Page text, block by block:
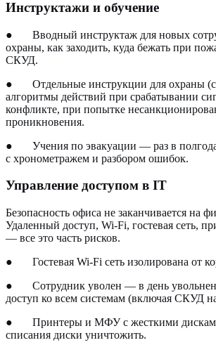
Инструктажи и обучение
● Вводный инструктаж для новых
охраны, как заходить, куда бежать при
СКУД.
● Отдельные инструкции для охраны
алгоритмы действий при срабатывании
конфликте, при попытке
проникновения.
● Учения по эвакуации — раз в
с хронометражем и разбором ошибок.
Управление доступом в IT
Безопасность офиса не заканчивается на
Удаленный доступ, Wi-Fi, гостевая сеть,
— все это часть рисков.
● Гостевая Wi-Fi сеть изолирована от
● Сотрудник уволен — в день
доступ ко всем системам (включая СКУД
● Принтеры и МФУ с жесткими
списания диски уничтожить.